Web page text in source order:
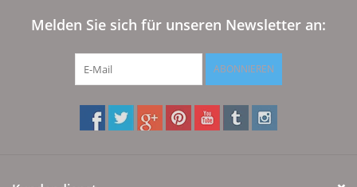
Melden Sie sich für unseren Newsletter an:
ABONNIEREN